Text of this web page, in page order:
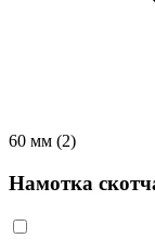
60 мм (2)
Намотка